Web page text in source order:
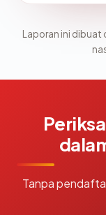
Laporan ini dibuat
Tanpa